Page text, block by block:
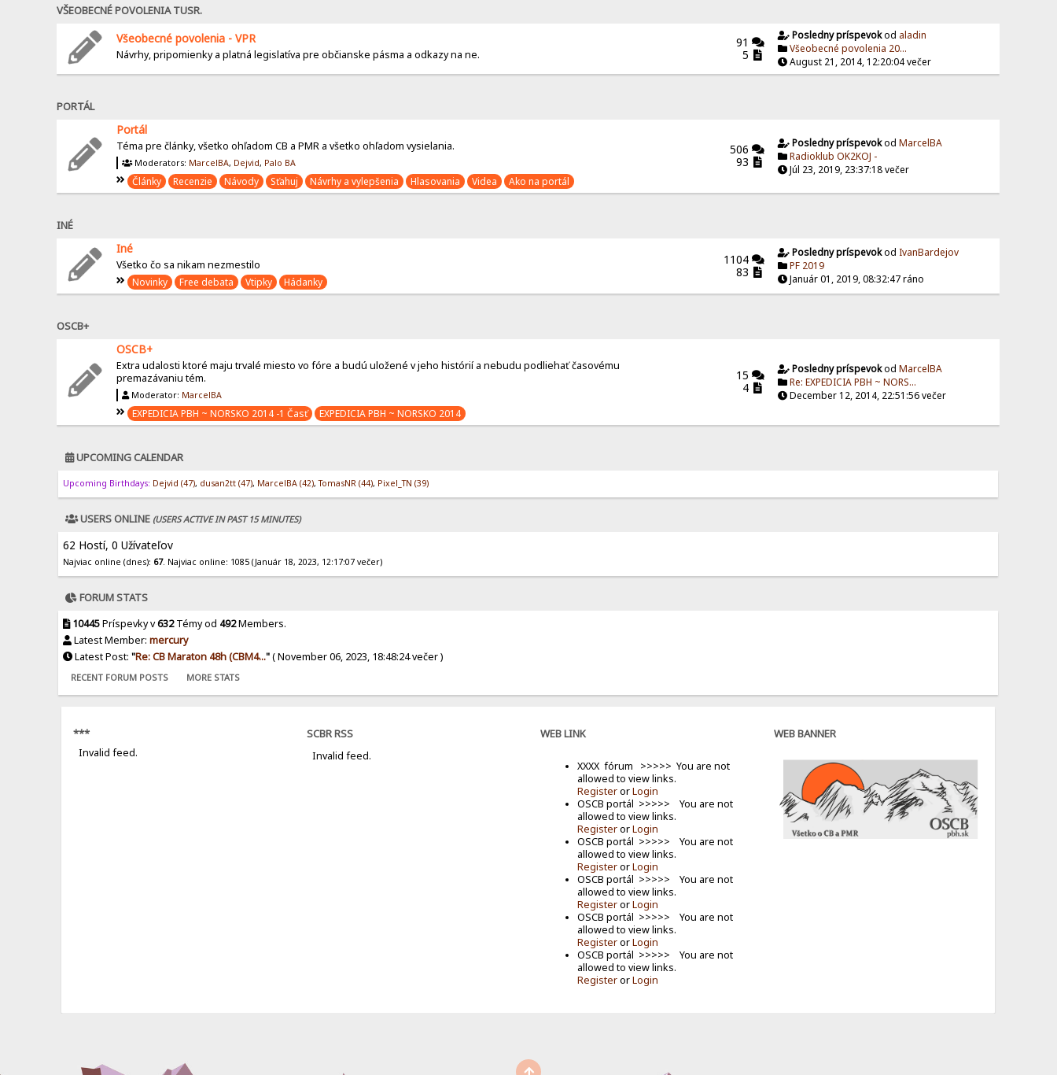
VŠEOBECNÉ POVOLENIA TUSR.
Všeobecné povolenia - VPR
Návrhy, pripomienky a platná legislatíva pre občianske pásma a odkazy na ne.
91
5
Posledny príspevokod aladin
Všeobecné povolenia 20...
August 21, 2014, 12:20:04 večer
PORTÁL
Portál
Téma pre články, všetko ohľadom CB a PMR a všetko ohľadom vysielania.
Moderators: MarcelBA, Dejvid, Palo BA
Články Recenzie Návody Sťahuj Návrhy a vylepšenia Hlasovania Videa Ako na portál
506
93
Posledny príspevokodMarcelBA
Radioklub OK2KOJ -
Júl 23, 2019, 23:37:18 večer
INÉ
Iné
Všetko čo sa nikam nezmestilo
Novinky
Free debata Vtipky Hádanky
1104
83
Posledny príspevokodIvanBardejov
PF 2019
Január 01, 2019, 08:32:47 ráno
OSCB+
OSCB+
Extra udalosti ktoré maju trvalé miesto vo fóre a budú uložené v jeho histórií a nebudu podliehať časovému
premazávaniu tém.
Moderator: MarcelBA
EXPEDICIA PBH ~ NORSKO 2014 -1 Časť EXPEDICIA PBH ~ NORSKO 2014
15
4
Posledny príspevokodMarcelBA
Re: EXPEDICIA PBH ~ NORS...
December 12, 2014, 22:51:56 večer
UPCOMING CALENDAR
Upcoming Birthdays: Dejvid (47), dusan2tt (47), MarcelBA (42),TomasNR (44), Pixel_TN (39)
USERS ONLINE (USERS ACTIVE IN PAST 15 MINUTES)
62 Hostí, 0 Užívateľov
Najviac online (dnes): 67. Najviac online: 1085 (Január 18, 2023, 12:17:07 večer)
FORUM STATS
10445Príspevky v632Témy od 492Members.
Latest Member:mercury
Latest Post:"Re: CB Maraton 48h (CBM4..."( November 06, 2023, 18:48:24 večer )
RECENT FORUM POSTS MORE STATS
***
Invalid feed.
SCBR RSS
Invalid feed.
WEB LINK
XXXX fórum >>>>> You are not
allowed to view links.
RegisterorLogin
OSCB portál >>>>> You are not
allowed to view links.
RegisterorLogin
OSCB portál >>>>> You are not
allowed to view links.
RegisterorLogin
OSCB portál >>>>> You are not
allowed to view links.
RegisterorLogin
OSCB portál >>>>> You are not
allowed to view links.
RegisterorLogin
OSCB portál >>>>> You are not
allowed to view links.
RegisterorLogin
WEB BANNER